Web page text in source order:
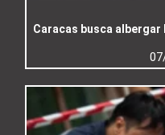
Caracas busca